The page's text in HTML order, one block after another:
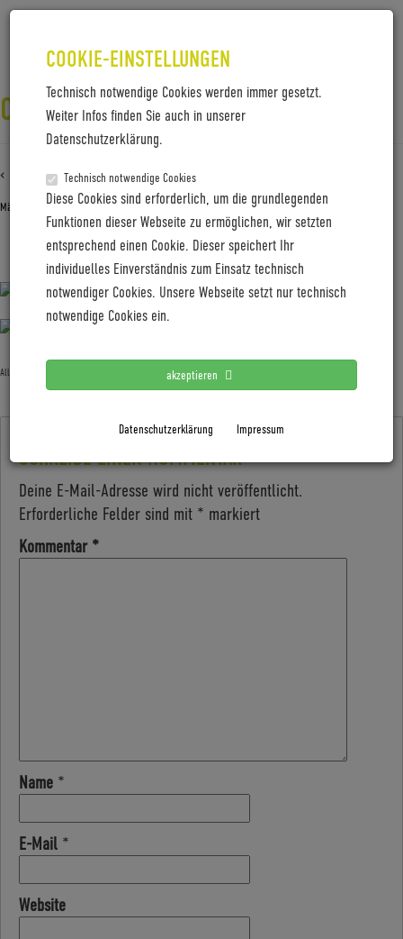
COOKIE-EINSTELLUNGEN
Technisch notwendige Cookies werden immer gesetzt.
Weiter Infos finden Sie auch in unserer
Datenschutzerklärung.
Technisch notwendige Cookies
Diese Cookies sind erforderlich, um die grundlegenden
Funktionen dieser Webseite zu ermöglichen, wir setzten
entsprechend einen Cookie. Dieser speichert Ihr
individuelles Einverständnis zum Einsatz technisch
notwendiger Cookies. Unsere Webseite setzt nur technisch
notwendige Cookies ein.
akzeptieren
Datenschutzerklärung Impressum
COBOC_BRISTOL_DMT_BLAU
‹ Zurück zuCoboc_Bristol_DMT_blau
März 8, 2021 Gabi Jung — No Comments
Coboc_Bristol_DMT_blau
Allgemein
SCHREIBE EINEN KOMMENTAR
Deine E-Mail-Adresse wird nicht veröffentlicht.
Erforderliche Felder sind mit * markiert
Kommentar *
Name *
E-Mail *
Website